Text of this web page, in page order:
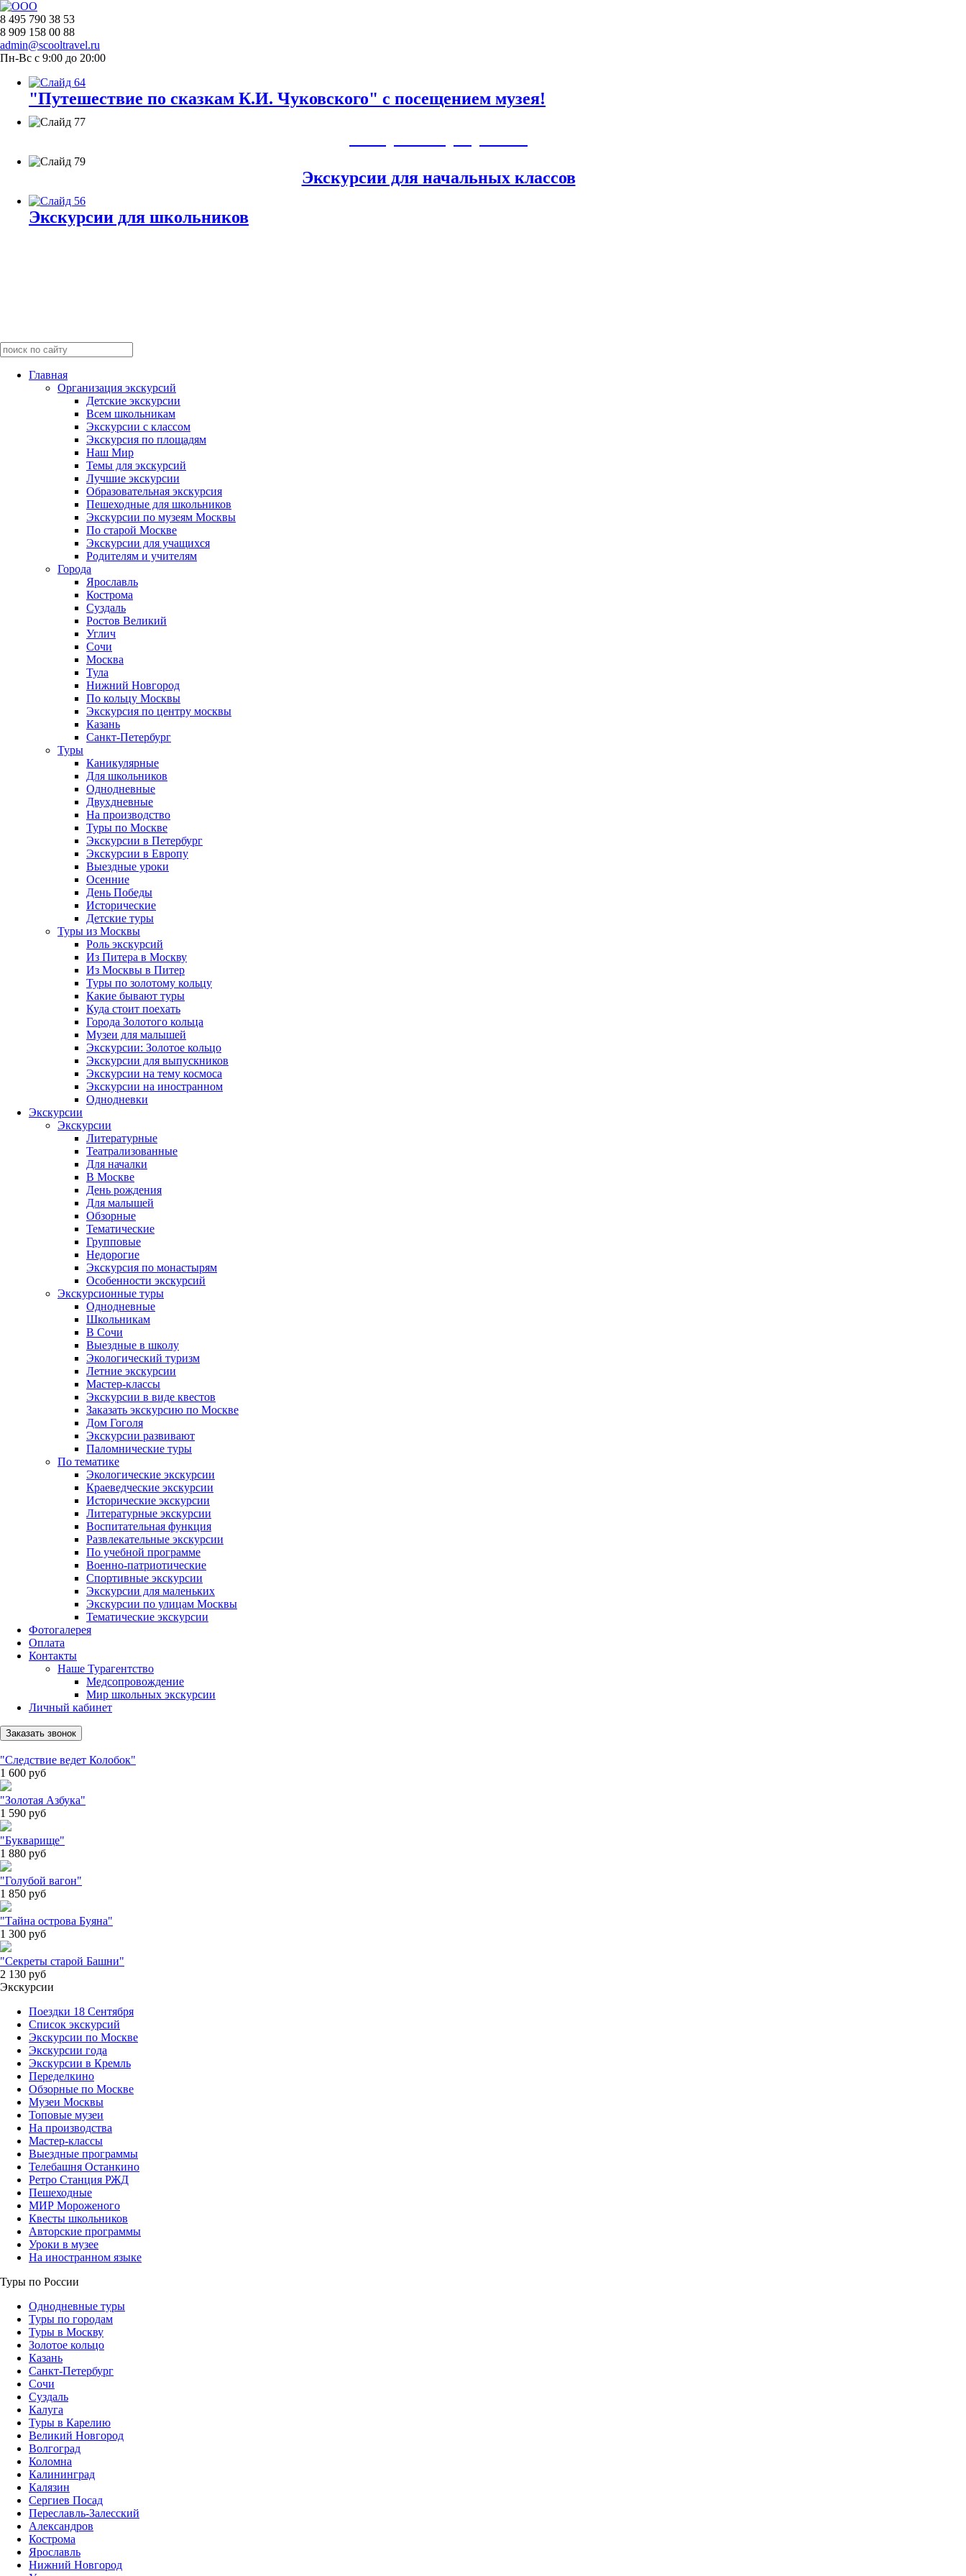
8 495 790 38 53
8 909 158 00 88
admin@scooltravel.ru
Пн-Вс с 9:00 до 20:00
"Путешествие по сказкам К.И. Чуковского" с посещением музея!
Экскурсии для начальных классов
Экскурсии для школьников
Главная
Организация экскурсий
Детские экскурсии
Всем школьникам
Экскурсии c классом
Экскурсия по площадям
Наш Мир
Темы для экскурсий
Лучшие экскурсии
Образовательная экскурсия
Пешеходные для школьников
Экскурсии по музеям Москвы
По старой Москве
Экскурсии для учащихся
Родителям и учителям
Города
Ярославль
Кострома
Суздаль
Ростов Великий
Углич
Сочи
Москва
Тула
Нижний Новгород
По кольцу Москвы
Экскурсия по центру москвы
Казань
Санкт-Петербург
Туры
Каникулярные
Для школьников
Однодневные
Двухдневные
На производство
Туры по Москве
Экскурсии в Петербург
Экскурсии в Европу
Выездные уроки
Осенние
День Победы
Исторические
Детские туры
Туры из Москвы
Роль экскурсий
Из Питера в Москву
Из Москвы в Питер
Туры по золотому кольцу
Какие бывают туры
Куда стоит поехать
Города Золотого кольца
Музеи для малышей
Экскурсии: Золотое кольцо
Экскурсии для выпускников
Экскурсии на тему космоса
Экскурсии на иностранном
Однодневки
Экскурсии
Экскурсии
Литературные
Театрализованные
Для началки
В Москве
День рождения
Для малышей
Обзорные
Тематические
Групповые
Недорогие
Экскурсия по монастырям
Особенности экскурсий
Экскурсионные туры
Однодневные
Школьникам
В Сочи
Выездные в школу
Экологический туризм
Летние экскурсии
Мастер-классы
Экскурсии в виде квестов
Заказать экскурсию по Москве
Дом Гоголя
Экскурсии развивают
Паломнические туры
По тематике
Экологические экскурсии
Краеведческие экскурсии
Исторические экскурсии
Литературные экскурсии
Воспитательная функция
Развлекательные экскурсии
По учебной программе
Военно-патриотические
Спортивные экскурсии
Экскурсии для маленьких
Экскурсии по улицам Москвы
Тематические экскурсии
Фотогалерея
Оплата
Контакты
Наше Турагентство
Медсопровождение
Мир школьных экскурсии
Личный кабинет
Заказать звонок
"Следствие ведет Колобок"
1 600 руб
"Золотая Азбука"
1 590 руб
"Букварище"
1 880 руб
"Голубой вагон"
1 850 руб
"Тайна острова Буяна"
1 300 руб
"Секреты старой Башни"
2 130 руб
Экскурсии
Поездки 18 Сентября
Список экскурсий
Экскурсии по Москве
Экскурсии года
Экскурсии в Кремль
Переделкино
Обзорные по Москве
Музеи Москвы
Топовые музеи
На производства
Мастер-классы
Выездные программы
Телебашня Останкино
Ретро Станция РЖД
Пешеходные
МИР Мороженого
Квесты школьников
Авторские программы
Уроки в музее
На иностранном языке
Туры по России
Однодневные туры
Туры по городам
Туры в Москву
Золотое кольцо
Казань
Санкт-Петербург
Сочи
Суздаль
Калуга
Туры в Карелию
Великий Новгород
Волгоград
Коломна
Калининград
Калязин
Сергиев Посад
Переславль-Залесский
Александров
Кострома
Ярославль
Нижний Новгород